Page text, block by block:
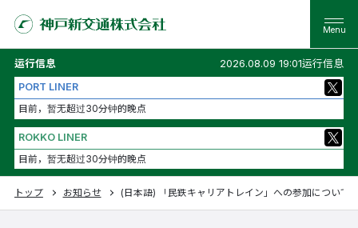
运行信息
2026.08.09 19:01运行信息
PORT LINER
目前，暂无超过30分钟的晚点
ROKKO LINER
目前，暂无超过30分钟的晚点
トップ お知らせ (日本語) 「民鉄キャリアトレイン」への参加について